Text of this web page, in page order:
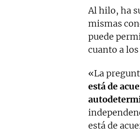
Al hilo, ha
mismas
puede
cuanto a
«La
está de
está de